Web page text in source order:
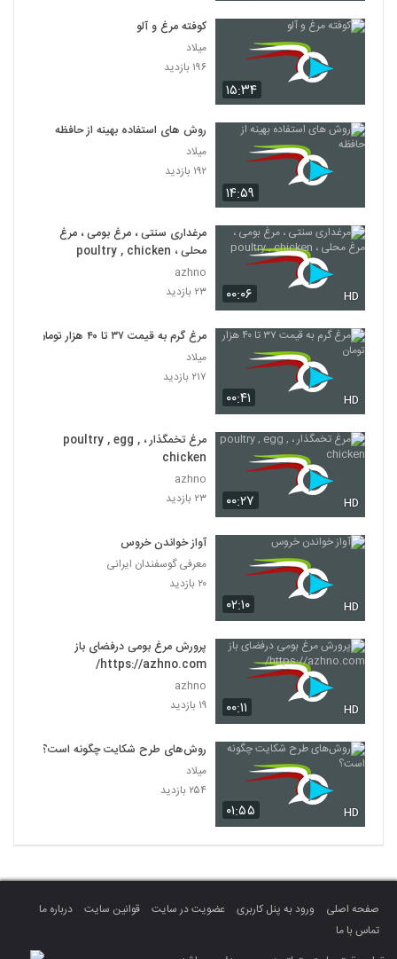
۱۵:۳۴
کوفته مرغ و آلو
میلاد
۱۹۶ بازدید
۱۴:۵۹
روش های استفاده بهینه از حافظه
میلاد
۱۹۲ بازدید
۰۰:۰۶ HD
مرغداری سنتی ، مرغ بومی ، مرغ
محلی ، poultry , chicken
azhno
۲۳ بازدید
۰۰:۴۱ HD
مرغ گرم به قیمت ۳۷ تا ۴۰ هزار تومان
میلاد
۲۱۷ بازدید
۰۰:۲۷ HD
مرغ تخمگذار ، poultry , egg ,
chicken
azhno
۲۳ بازدید
۰۲:۱۰ HD
آواز خواندن خروس‌
معرفی گوسفندان ایرانی
۲۰ بازدید
۰۰:۱۱ HD
پرورش مرغ بومی درفضای باز
https://azhno.com/
azhno
۱۹ بازدید
۰۱:۵۵ HD
روش‌های طرح شکایت چگونه است؟
میلاد
۲۵۴ بازدید
صفحه اصلی ورود به پنل کاربری عضویت در سایت قوانین سایت
درباره ما
تماس با ما